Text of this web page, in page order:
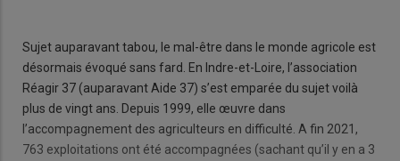
Sujet auparavant tabou, le mal-être dans le monde agricole est
désormais évoqué sans fard. En Indre-et-Loire, l’association
Réagir 37 (auparavant Aide 37) s’est emparée du sujet voilà
plus de vingt ans. Depuis 1999, elle œuvre dans
l’accompagnement des agriculteurs en difficulté. A fin 2021,
763 exploitations ont été accompagnées (sachant qu’il y en a 3